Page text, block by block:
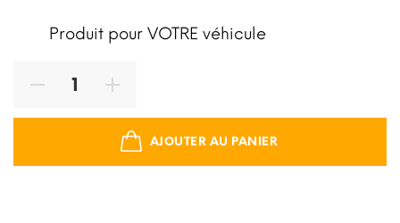
Produit pour VOTRE véhicule
AJOUTER AU PANIER